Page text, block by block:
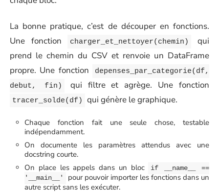
La bonne pratique, c’est de découper en fonctions.
Une fonction
charger_et_nettoyer(chemin)
qui
prend le chemin du CSV et renvoie un DataFrame
propre. Une fonction
depenses_par_categorie(df,
debut, fin)
qui filtre et agrège. Une fonction
tracer_solde(df) qui génère le graphique.
Chaque fonction fait une seule chose, testable
indépendamment.
On documente les paramètres attendus avec une
docstring courte.
On place les appels dans un bloc
if __name__ ==
'__main__'
pour pouvoir importer les fonctions dans un
autre script sans les exécuter.